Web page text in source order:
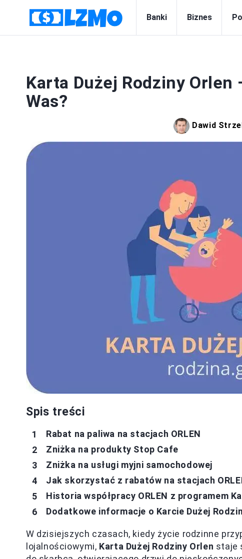
Banki Biznes
Karta Dużej Rodziny
Was?
Dawid
Spis treści
Rabat na paliwa na stacjach ORLEN
Zniżka na produkty Stop Cafe
Zniżka na usługi myjni samochodowej
Jak skorzystać z rabatów na stacjach
Historia współpracy ORLEN z programem
Dodatkowe informacje o Karcie Dużej
W dzisiejszych czasach, kiedy życie rodzinne
lojalnościowymi, Karta Dużej Rodziny Orlen staje